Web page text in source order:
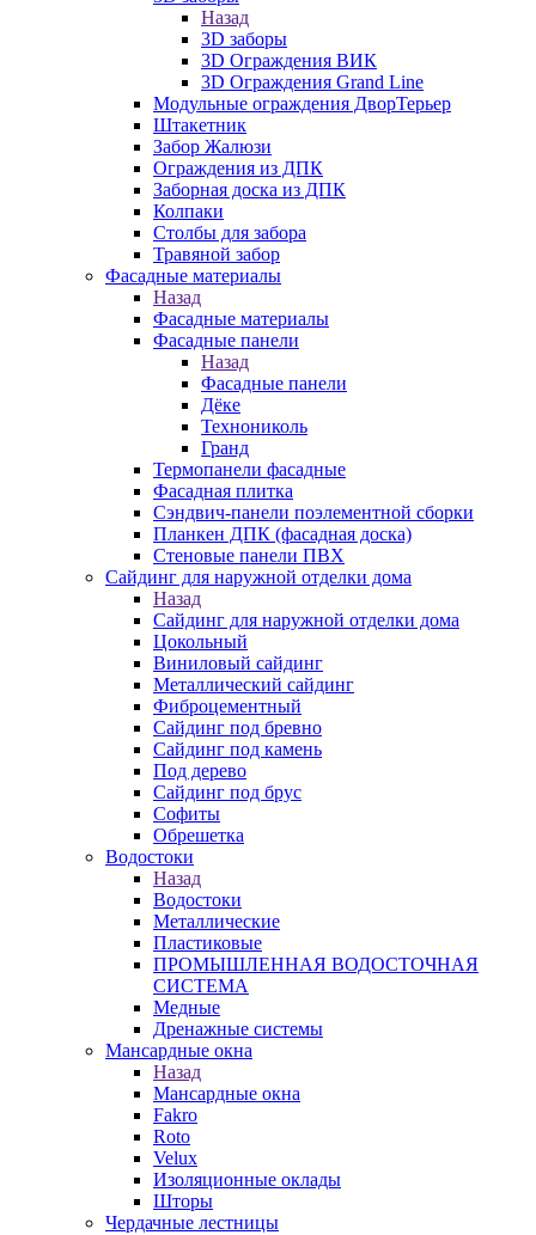
Назад
3D заборы
3D Ограждения ВИК
3D Ограждения Grand Line
Модульные ограждения ДворТерьер
Штакетник
Забор Жалюзи
Ограждения из ДПК
Заборная доска из ДПК
Колпаки
Столбы для забора
Травяной забор
Фасадные материалы
Назад
Фасадные материалы
Фасадные панели
Назад
Фасадные панели
Дёке
Технониколь
Гранд
Термопанели фасадные
Фасадная плитка
Сэндвич-панели поэлементной сборки
Планкен ДПК (фасадная доска)
Стеновые панели ПВХ
Сайдинг для наружной отделки дома
Назад
Сайдинг для наружной отделки дома
Цокольный
Виниловый сайдинг
Металлический сайдинг
Фиброцементный
Сайдинг под бревно
Сайдинг под камень
Под дерево
Сайдинг под брус
Софиты
Обрешетка
Водостоки
Назад
Водостоки
Металлические
Пластиковые
ПРОМЫШЛЕННАЯ ВОДОСТОЧНАЯ
СИСТЕМА
Медные
Дренажные системы
Мансардные окна
Назад
Мансардные окна
Fakro
Roto
Velux
Изоляционные оклады
Шторы
Чердачные лестницы